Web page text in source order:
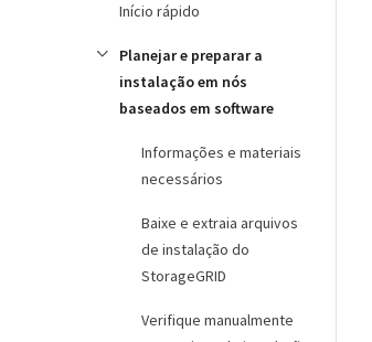
Início rápido
Planejar e preparar a
instalação em nós
baseados em software
Informações e materiais
necessários
Baixe e extraia arquivos
de instalação do
StorageGRID
Verifique manualmente